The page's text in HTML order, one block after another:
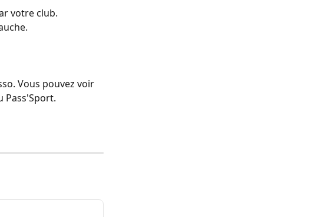
votre club.
Vous pouvez voir
Pass'Sport.